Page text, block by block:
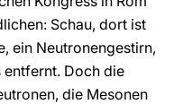
Schau, dort ist
ein Neutronengestirn,
entfernt. Doch die
die Mesonen